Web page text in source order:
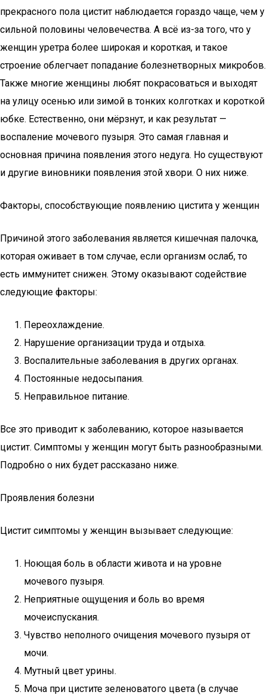
прекрасного пола цистит наблюдается гораздо чаще, чем у
сильной половины человечества. А всё из-за того, что у
женщин уретра более широкая и короткая, и такое
строение облегчает попадание болезнетворных микробов.
Также многие женщины любят покрасоваться и выходят
на улицу осенью или зимой в тонких колготках и короткой
юбке. Естественно, они мёрзнут, и как результат —
воспаление мочевого пузыря. Это самая главная и
основная причина появления этого недуга. Но существуют
и другие виновники появления этой хвори. О них ниже.
Факторы, способствующие появлению цистита у женщин
Причиной этого заболевания является кишечная палочка,
которая оживает в том случае, если организм ослаб, то
есть иммунитет снижен. Этому оказывают содействие
следующие факторы:
Переохлаждение.
Нарушение организации труда и отдыха.
Воспалительные заболевания в других органах.
Постоянные недосыпания.
Неправильное питание.
Все это приводит к заболеванию, которое называется
цистит. Симптомы у женщин могут быть разнообразными.
Подробно о них будет рассказано ниже.
Проявления болезни
Цистит симптомы у женщин вызывает следующие:
Ноющая боль в области живота и на уровне
мочевого пузыря.
Неприятные ощущения и боль во время
мочеиспускания.
Чувство неполного очищения мочевого пузыря от
мочи.
Мутный цвет урины.
Моча при цистите зеленоватого цвета (в случае